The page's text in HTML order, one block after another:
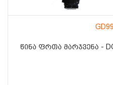
ᲬᲘᲜᲐ ᲤᲠᲗᲐ ᲛᲐᲠᲯᲕᲔᲜᲐ -